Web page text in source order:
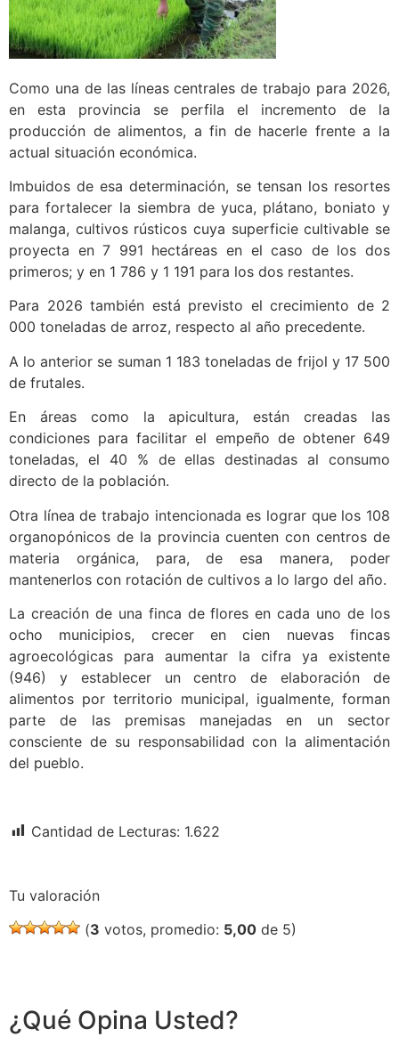
Como una de las líneas centrales de trabajo para 2026,
en esta provincia se perfila el incremento de la
producción de alimentos, a fin de hacerle frente a la
actual situación económica.
Imbuidos de esa determinación, se tensan los resortes
para fortalecer la siembra de yuca, plátano, boniato y
malanga, cultivos rústicos cuya superficie cultivable se
proyecta en 7 991 hectáreas en el caso de los dos
primeros; y en 1 786 y 1 191 para los dos restantes.
Para 2026 también está previsto el crecimiento de 2
000 toneladas de arroz, respecto al año precedente.
A lo anterior se suman 1 183 toneladas de frijol y 17 500
de frutales.
En áreas como la apicultura, están creadas las
condiciones para facilitar el empeño de obtener 649
toneladas, el 40 % de ellas destinadas al consumo
directo de la población.
Otra línea de trabajo intencionada es lograr que los 108
organopónicos de la provincia cuenten con centros de
materia orgánica, para, de esa manera, poder
mantenerlos con rotación de cultivos a lo largo del año.
La creación de una finca de flores en cada uno de los
ocho municipios, crecer en cien nuevas fincas
agroecológicas para aumentar la cifra ya existente
(946) y establecer un centro de elaboración de
alimentos por territorio municipal, igualmente, forman
parte de las premisas manejadas en un sector
consciente de su responsabilidad con la alimentación
del pueblo.
Cantidad de Lecturas: 1.622
Tu valoración
(3 votos, promedio: 5,00 de 5)
¿Qué Opina Usted?